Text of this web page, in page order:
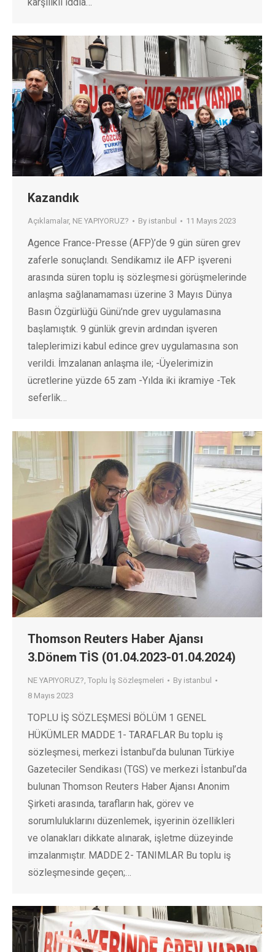
Kazandık
Açıklamalar, NE YAPIYORUZ? By istanbul 11 Mayıs 2023
Agence France-Presse (AFP)’de 9 gün süren grev
zaferle sonuçlandı. Sendikamız ile AFP işvereni
arasında süren toplu iş sözleşmesi görüşmelerinde
anlaşma sağlanamaması üzerine 3 Mayıs Dünya
Basın Özgürlüğü Günü’nde grev uygulamasına
başlamıştık. 9 günlük grevin ardından işveren
taleplerimizi kabul edince grev uygulamasına son
verildi. İmzalanan anlaşma ile; -Üyelerimizin
ücretlerine yüzde 65 zam -Yılda iki ikramiye -Tek
seferlik…
Thomson Reuters Haber Ajansı
3.Dönem TİS (01.04.2023-01.04.2024)
NE YAPIYORUZ?, Toplu İş Sözleşmeleri By istanbul
8 Mayıs 2023
TOPLU İŞ SÖZLEŞMESİ BÖLÜM 1 GENEL
HÜKÜMLER MADDE 1- TARAFLAR Bu toplu iş
sözleşmesi, merkezi İstanbul’da bulunan Türkiye
Gazeteciler Sendikası (TGS) ve merkezi İstanbul’da
bulunan Thomson Reuters Haber Ajansı Anonim
Şirketi arasında, tarafların hak, görev ve
sorumluluklarını düzenlemek, işyerinin özellikleri
ve olanakları dikkate alınarak, işletme düzeyinde
imzalanmıştır. MADDE 2- TANIMLAR Bu toplu iş
sözleşmesinde geçen;…